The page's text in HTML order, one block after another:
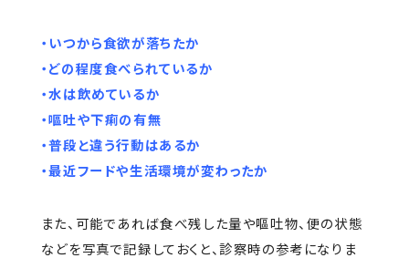
・いつから食欲が落ちたか
・どの程度食べられているか
・水は飲めているか
・嘔吐や下痢の有無
・普段と違う行動はあるか
・最近フードや生活環境が変わったか
また、可能であれば食べ残した量や嘔吐物、便の状態
などを写真で記録しておくと、診察時の参考になりま